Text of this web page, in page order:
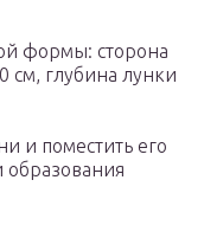
формы: сторона
см, глубина лунки
и поместить его
образования